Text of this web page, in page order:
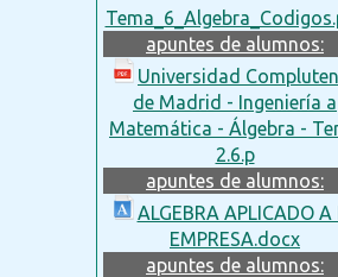
apuntes de alumnos:
Universidad
de Madrid - Ingeniería a
Matemática - Álgebra -
2.6.p
apuntes de alumnos:
ALGEBRA APLICADO A
EMPRESA.docx
apuntes de alumnos: